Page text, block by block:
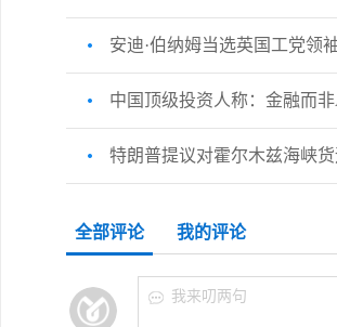
安迪·伯纳姆当选英国工党领
中国顶级投资人称：金融而
特朗普提议对霍尔木兹海峡
全部评论 我的评论
我来叨两句